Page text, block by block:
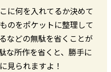
に何を入れてるか決めて
のをポケットに整理して
などの無駄を省くことが
な所作を省くと、勝手に
見られますよ！